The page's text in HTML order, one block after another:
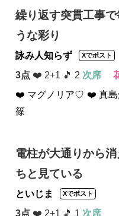
繰り返す突貫工事
うな彩り
詠み人知らず Xでポスト
3点 ❤️ 2+1 🎵 2 次席
❤️ マグノリア♡ ❤️ 真島
篠
電柱が大通りから
ちと見ている
といじま Xでポスト
3点 ❤️ 2+1 🎵 1 次席